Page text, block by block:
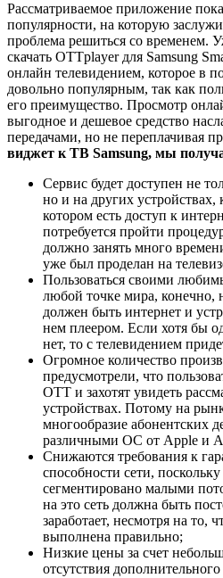
Рассматриваемое приложение
популярности, на которую
проблема решиться со временем.
скачать OTTplayer для Samsung
онлайн телевидением, которое в
довольно популярным, так как
его преимущество. Просмотр
выгодное и дешевое средство
передачами, но не переплачивая
виджет к ТВ Samsung, мы
Сервис будет доступен не
но и на других устройствах,
котором есть доступ к
потребуется пройти
должно занять много
уже был проделан на
Пользоваться своими
любой точке мира, конечно,
должен быть интернет и
нем плеером. Если хотя бы
нет, то с телевидением
Огромное количество
предусмотрели, что
ОТТ и захотят увидеть
устройствах. Потому на
многообразие абонентских
различными ОС от Apple и
Снижаются требования к
способности сети,
сегментировано малыми
на это сеть должна быть
заработает, несмотря на то,
выполнена правильно;
Низкие цены за счет
отсутствия